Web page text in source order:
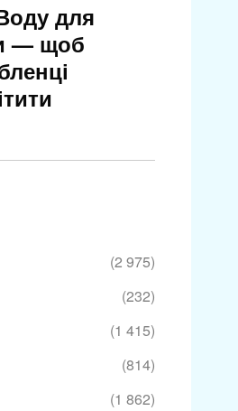
для
— щоб
(2 975)
(232)
(1 415)
(814)
(1 862)